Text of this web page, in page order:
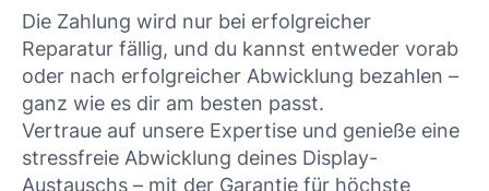
Die Zahlung wird nur bei erfolgreicher
Reparatur fällig, und du kannst entweder vorab
oder nach erfolgreicher Abwicklung bezahlen –
ganz wie es dir am besten passt.
Vertraue auf unsere Expertise und genieße eine
stressfreie Abwicklung deines Display-
Austauschs – mit der Garantie für höchste